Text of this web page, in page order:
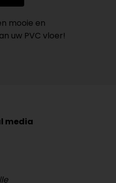
mooie en
uw PVC vloer!
media